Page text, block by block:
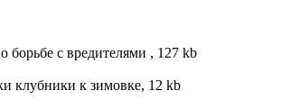
борьбе с вредителями , 127 kb
клубники к зимовке, 12 kb